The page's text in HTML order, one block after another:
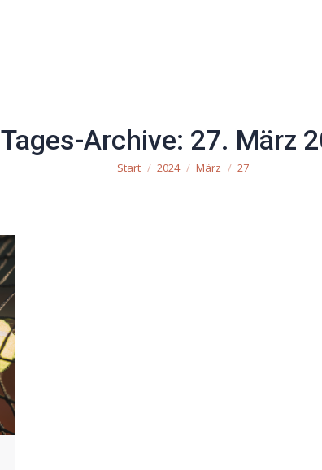
Tages-Archive: 27. März
Sie befinden sich hier:
Start 2024 März 27